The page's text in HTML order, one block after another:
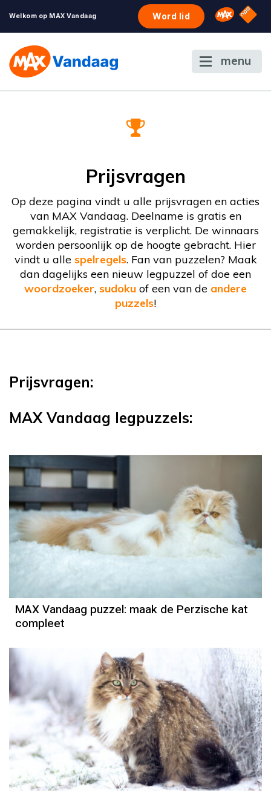
Welkom op MAX Vandaag Word lid Omroep
NPO
menu
Prijsvragen
Op deze pagina vindt u alle prijsvragen en acties
van MAX Vandaag. Deelname is gratis en
gemakkelijk, registratie is verplicht. De winnaars
worden persoonlijk op de hoogte gebracht. Hier
vindt u alle spelregels. Fan van puzzelen? Maak
dan dagelijks een nieuw legpuzzel of doe een
woordzoeker, sudoku of een van de andere
puzzels!
Prijsvragen:
MAX Vandaag legpuzzels:
MAX Vandaag puzzel: maak de Perzische kat
compleet